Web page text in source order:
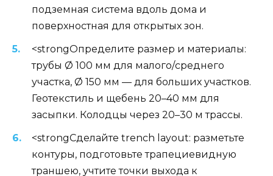
подземная система вдоль дома и
поверхностная для открытых зон.
<strongОпределите размер и материалы:
трубы Ø 100 мм для малого/среднего
участка, Ø 150 мм — для больших участков.
Геотекстиль и щебень 20–40 мм для
засыпки. Колодцы через 20–30 м трассы.
<strongСделайте trench layout: разметьте
контуры, подготовьте трапециевидную
траншею, учтите точки выхода к